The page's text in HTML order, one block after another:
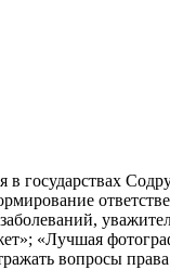
государствах
«Лучшая
вопросы